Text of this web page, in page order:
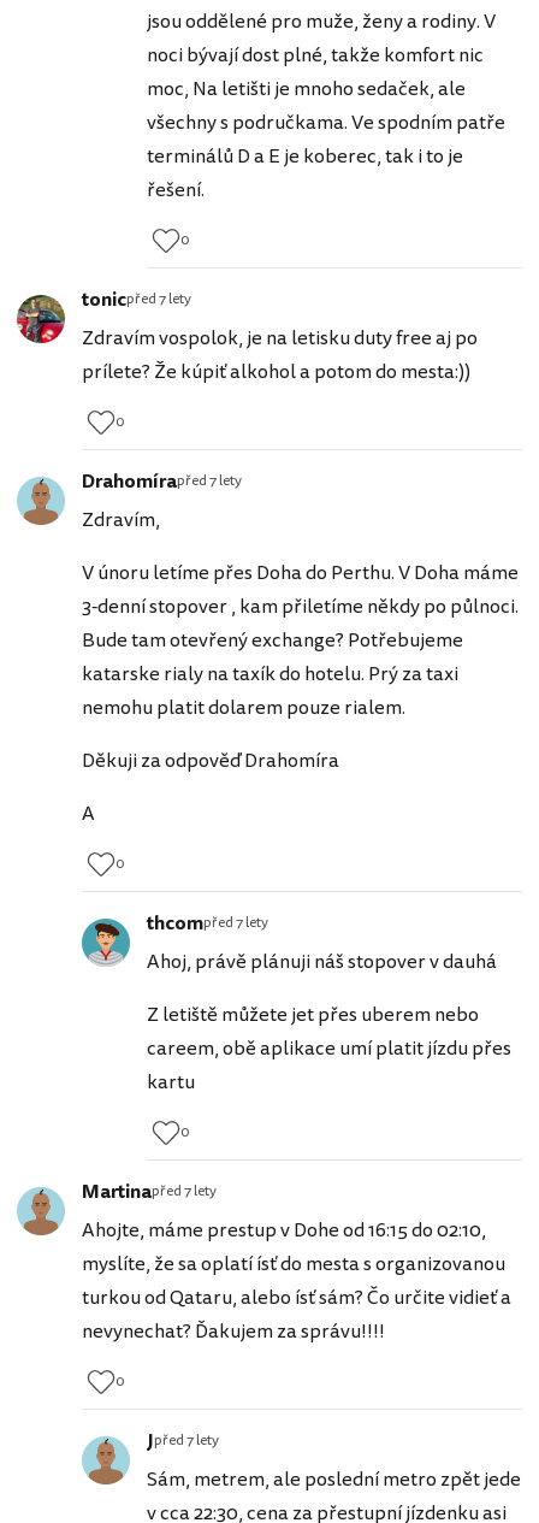
jsou oddělené pro muže, ženy a rodiny. V
noci bývají dost plné, takže komfort nic
moc, Na letišti je mnoho sedaček, ale
všechny s područkama. Ve spodním patře
terminálů D a E je koberec, tak i to je
řešení.
0
tonicpřed 7 lety
Zdravím vospolok, je na letisku duty free aj po
prílete? Že kúpiť alkohol a potom do mesta:))
0
Drahomírapřed 7 lety
Zdravím,
V únoru letíme přes Doha do Perthu. V Doha máme
3-denní stopover , kam přiletíme někdy po půlnoci.
Bude tam otevřený exchange? Potřebujeme
katarske rialy na taxík do hotelu. Prý za taxi
nemohu platit dolarem pouze rialem.
Děkuji za odpověď Drahomíra
A
0
thcompřed 7 lety
Ahoj, právě plánuji náš stopover v dauhá
Z letiště můžete jet přes uberem nebo
careem, obě aplikace umí platit jízdu přes
kartu
0
Martinapřed 7 lety
Ahojte, máme prestup v Dohe od 16:15 do 02:10,
myslíte, že sa oplatí ísť do mesta s organizovanou
turkou od Qataru, alebo ísť sám? Čo určite vidieť a
nevynechat? Ďakujem za správu!!!!
0
Jpřed 7 lety
Sám, metrem, ale poslední metro zpět jede
v cca 22:30, cena za přestupní jízdenku asi